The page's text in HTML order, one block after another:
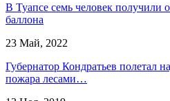
В Туапсе семь человек получили
баллона
23 Май, 2022
Губернатор Кондратьев полетал
пожара лесами…